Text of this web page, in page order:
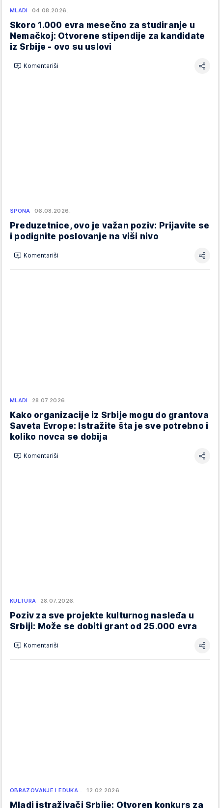
MLADI 04.08.2026.
Skoro 1.000 evra mesečno za studiranje u
Nemačkoj: Otvorene stipendije za kandidate
iz Srbije - ovo su uslovi
Komentariši
SPONA 06.08.2026.
Preduzetnice, ovo je važan poziv: Prijavite se
i podignite poslovanje na viši nivo
Komentariši
MLADI 28.07.2026.
Kako organizacije iz Srbije mogu do grantova
Saveta Evrope: Istražite šta je sve potrebno i
koliko novca se dobija
Komentariši
KULTURA 28.07.2026.
Poziv za sve projekte kulturnog nasleđa u
Srbiji: Može se dobiti grant od 25.000 evra
Komentariši
OBRAZOVANJE I EDUKA… 12.02.2026.
Mladi istraživači Srbije: Otvoren konkurs za